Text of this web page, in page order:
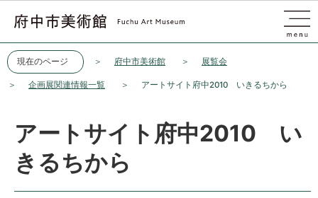
現在のページ 府中市美術館 展覧会
企画展関連情報一覧 アートサイト府中2010 いきるちから
アートサイト府中2010 い
きるちから